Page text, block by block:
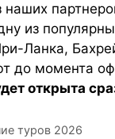
наших
из
Ланка,
до момента
открыта
туров 2026